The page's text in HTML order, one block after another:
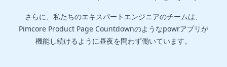
さらに、私たちのエキスパートエンジニアのチームは、
Pimcore Product Page Countdownのようなpowrアプリが
機能し続けるように昼夜を問わず働いています。